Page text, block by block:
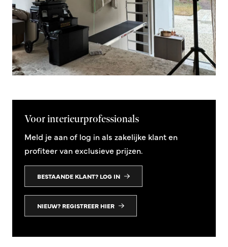
Voor interieurprofessionals
Meld je aan of log in als zakelijke klant en
profiteer van exclusieve prijzen.
BESTAANDE KLANT? LOG IN
NIEUW? REGISTREER HIER